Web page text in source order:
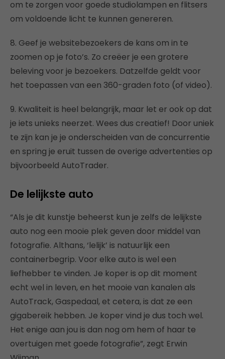
om te zorgen voor goede studiolampen en flitsers
om voldoende licht te kunnen genereren.
8. Geef je websitebezoekers de kans om in te
zoomen op je foto’s. Zo creëer je een grotere
beleving voor je bezoekers. Datzelfde geldt voor
het toepassen van een 360-graden foto (of video).
9. Kwaliteit is heel belangrijk, maar let er ook op dat
je iets unieks neerzet. Wees dus creatief! Door uniek
te zijn kan je je onderscheiden van de concurrentie
en spring je eruit tussen de overige advertenties op
bijvoorbeeld AutoTrader.
De lelijkste auto
“Als je dit kunstje beheerst kun je zelfs de lelijkste
auto nog een mooie plek geven door middel van
fotografie. Althans, ‘lelijk’ is natuurlijk een
containerbegrip. Voor elke auto is wel een
liefhebber te vinden. Je koper is op dit moment
echt wel in leven, en het mooie van kanalen als
AutoTrack, Gaspedaal, et cetera, is dat ze een
gigabereik hebben. Je koper vind je dus toch wel.
Het enige aan jou is dan nog om hem of haar te
overtuigen met goede fotografie”, zegt Erwin